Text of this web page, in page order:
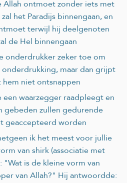
Allah ontmoet zonder iets met
het Paradijs binnengaan, en
terwijl hij deelgenoten
de Hel binnengaan
onderdrukker zeker toe om
maar dan grijpt
hem niet ontsnappen
waarzegger raadpleegt en
gebeden zullen gedurende
geaccepteerd worden
ik het meest voor jullie
van shirk (associatie met
is de kleine vorm van
van Allah?" Hij antwoordde: